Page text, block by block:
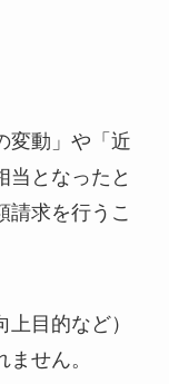
変動」や「近
当となったと
請求を行うこ
目的など）
せん。